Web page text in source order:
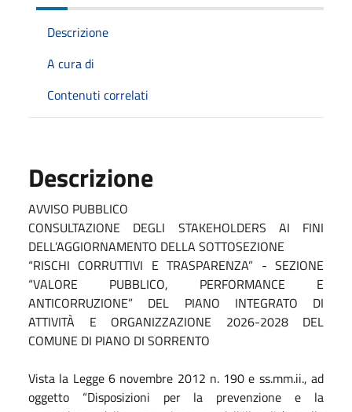
Descrizione
A cura di
Contenuti correlati
Descrizione
AVVISO PUBBLICO
CONSULTAZIONE DEGLI STAKEHOLDERS AI FINI
DELL’AGGIORNAMENTO DELLA SOTTOSEZIONE
“RISCHI CORRUTTIVI E TRASPARENZA” - SEZIONE
“VALORE PUBBLICO, PERFORMANCE E
ANTICORRUZIONE” DEL PIANO INTEGRATO DI
ATTIVITÀ E ORGANIZZAZIONE 2026-2028 DEL
COMUNE DI PIANO DI SORRENTO
Vista la Legge 6 novembre 2012 n. 190 e ss.mm.ii., ad
oggetto “Disposizioni per la prevenzione e la